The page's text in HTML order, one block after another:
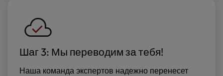
Шаг 3: Мы переводим за тебя!
Наша команда экспертов надежно перенесет